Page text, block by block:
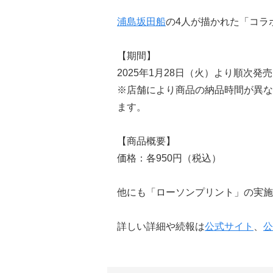
浦島坂田船の4人が描かれた「コラ
【期間】
2025年1月28日（火）より順次発売
※店舗により商品の納品時間が異
ます。
【商品概要】
価格：各950円（税込）
他にも「ローソンプリント」の実
詳しい詳細や続報は公式サイト